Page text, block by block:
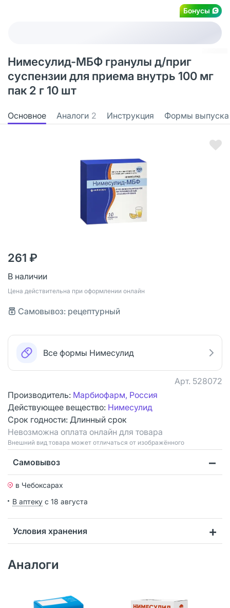
Бонусы
Нимесулид-МБФ гранулы д/приг
суспензии для приема внутрь 100 мг
пак 2 г 10 шт
Основное Аналоги 2 Инструкция Формы выпуска
261 ₽
В наличии
Цена действительна при оформлении онлайн
Самовывоз: рецептурный
Все формы Нимесулид
Арт. 528072
Производитель: Марбиофарм, Россия
Действующее вещество: Нимесулид
Срок годности: Длинный срок
Невозможна оплата онлайн для товара
Bнешний вид товара может отличаться от изображённого
Самовывоз
в Чебоксарах
В аптеку с 18 августа
Условия хранения
Аналоги